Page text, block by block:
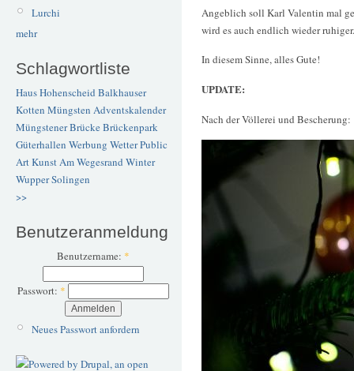
Lurchi
mehr
Schlagwortliste
Haus Hohenscheid Balkhauser
Kotten Müngsten Adventskalender
Müngstener BrückeBrückenpark
Güterhallen Werbung WetterPublic
ArtKunstAm Wegesrand Winter
WupperSolingen
>>
Benutzeranmeldung
Benutzername: *
Passwort: *
Neues Passwort anfordern
Angeblich soll Karl Valentin mal
wird es auch endlich wieder
In diesem Sinne, alles Gute!
UPDATE:
Nach der Völlerei und Bescherung: